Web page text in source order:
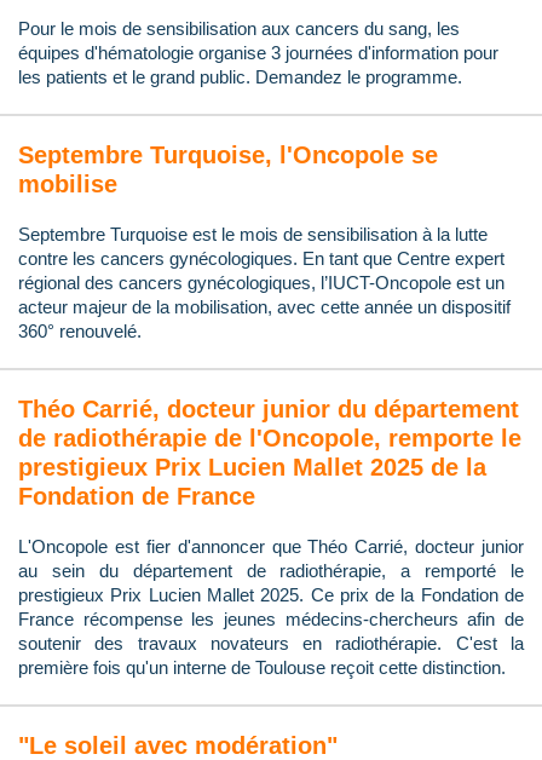
Pour le mois de sensibilisation aux cancers du sang, les
équipes d'hématologie organise 3 journées d'information pour
les patients et le grand public. Demandez le programme.
Septembre Turquoise, l'Oncopole se
mobilise
Septembre Turquoise est le mois de sensibilisation à la lutte
contre les cancers gynécologiques. En tant que Centre expert
régional des cancers gynécologiques, l’IUCT-Oncopole est un
acteur majeur de la mobilisation, avec cette année un dispositif
360° renouvelé.
Théo Carrié, docteur junior du département
de radiothérapie de l'Oncopole, remporte le
prestigieux Prix Lucien Mallet 2025 de la
Fondation de France
L'Oncopole est fier d'annoncer que Théo Carrié, docteur junior
au sein du département de radiothérapie, a remporté le
prestigieux Prix Lucien Mallet 2025. Ce prix de la Fondation de
France récompense les jeunes médecins-chercheurs afin de
soutenir des travaux novateurs en radiothérapie. C'est la
première fois qu'un interne de Toulouse reçoit cette distinction.
"Le soleil avec modération"